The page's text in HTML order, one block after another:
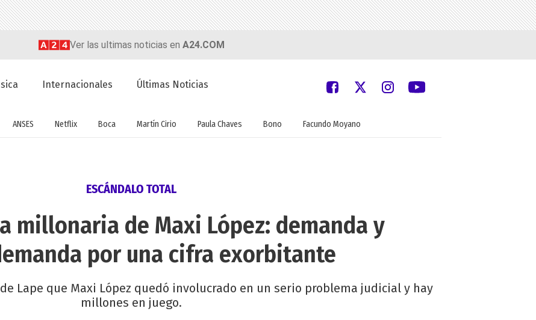
Ver las ultimas noticias en A24.COM
Internacionales Últimas Noticias
ANSES Netflix Boca Martín Cirio Paula Chaves Bono Facundo Moyano
ESCÁNDALO TOTAL
millonaria de Maxi López: demanda y
por una cifra exorbitante
Lape que Maxi López quedó involucrado en un serio problema judicial y hay
millones en juego.